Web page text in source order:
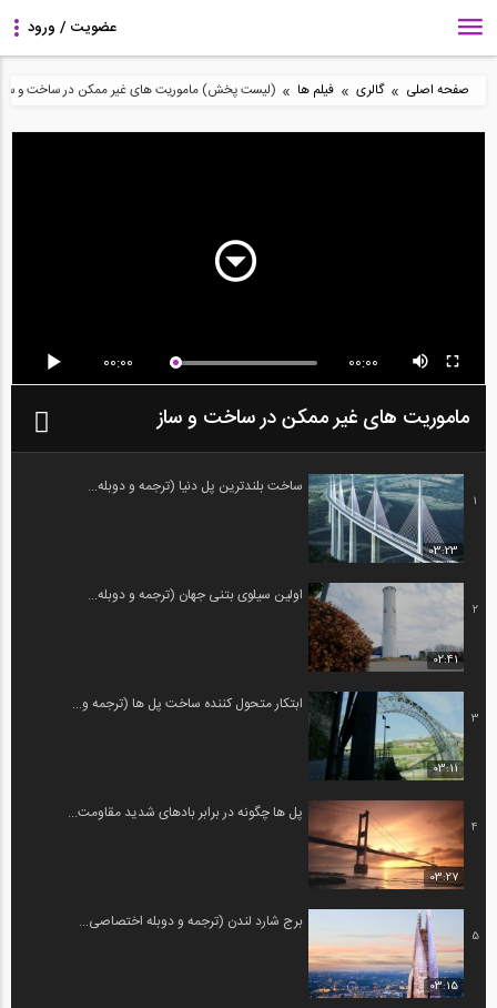
صفحه اصلی » گالری » فیلم ها » (لیست پخش) ماموریت های غیر ممکن در ساخت و
00:00 00:00
ماموریت های غیر ممکن در ساخت و ساز
1
03:23
ساخت بلندترین پل دنیا (ترجمه و دوبله...
2
02:41
اولین سیلوی بتنی جهان (ترجمه و دوبله...
3
03:11
ابتکار متحول کننده ساخت پل ها (ترجمه و...
4
03:27
پل ها چگونه در برابر بادهای شدید مقاومت...
5
03:15
برج شارد لندن (ترجمه و دوبله اختصاصی...